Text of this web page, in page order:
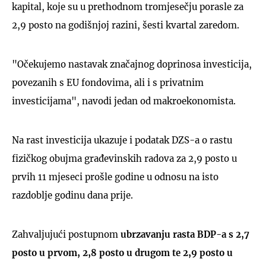
kapital, koje su u prethodnom tromjesečju porasle za
2,9 posto na godišnjoj razini, šesti kvartal zaredom.
"Očekujemo nastavak značajnog doprinosa investicija,
povezanih s EU fondovima, ali i s privatnim
investicijama", navodi jedan od makroekonomista.
Na rast investicija ukazuje i podatak DZS-a o rastu
fizičkog obujma građevinskih radova za 2,9 posto u
prvih 11 mjeseci prošle godine u odnosu na isto
razdoblje godinu dana prije.
Zahvaljujući postupnom ubrzavanju rasta BDP-a s 2,7
posto u prvom, 2,8 posto u drugom te 2,9 posto u